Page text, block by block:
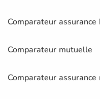
Comparateur
Comparateur mutuelle
Comparateur assurance